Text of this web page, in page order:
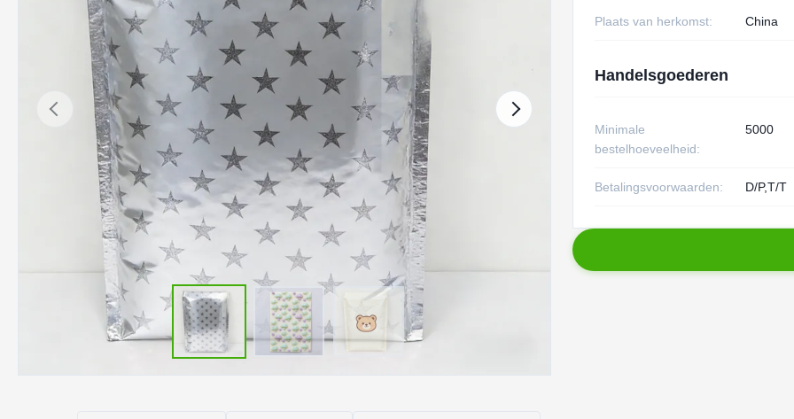
Plaats van herkomst: China
Handelsgoederen
Minimale
bestelhoeveelheid:
5000
Betalingsvoorwaarden: D/P,T/T